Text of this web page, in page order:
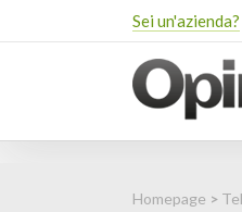
Sei un'azienda?
Homepage >